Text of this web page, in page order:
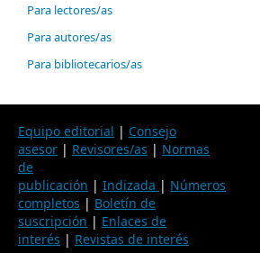
Para lectores/as
Para autores/as
Para bibliotecarios/as
Equipo editorial | Consejo
asesor | Revisores/as | Normas
de
publicación | Indizada | Números
completos | Boletín de
suscripción | Enlaces de
interés | Revistas de interés